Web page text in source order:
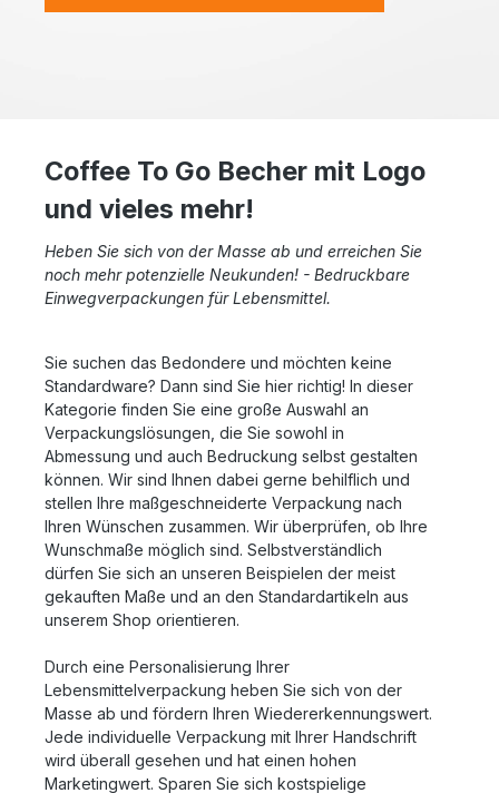
Coffee To Go Becher mit Logo
und vieles mehr!
Heben Sie sich von der Masse ab und erreichen Sie
noch mehr potenzielle Neukunden! - Bedruckbare
Einwegverpackungen für Lebensmittel.
Sie suchen das Bedondere und möchten keine
Standardware? Dann sind Sie hier richtig! In dieser
Kategorie finden Sie eine große Auswahl an
Verpackungslösungen, die Sie sowohl in
Abmessung und auch Bedruckung selbst gestalten
können. Wir sind Ihnen dabei gerne behilflich und
stellen Ihre maßgeschneiderte Verpackung nach
Ihren Wünschen zusammen. Wir überprüfen, ob Ihre
Wunschmaße möglich sind. Selbstverständlich
dürfen Sie sich an unseren Beispielen der meist
gekauften Maße und an den Standardartikeln aus
unserem Shop orientieren.
Durch eine Personalisierung Ihrer
Lebensmittelverpackung heben Sie sich von der
Masse ab und fördern Ihren Wiedererkennungswert.
Jede individuelle Verpackung mit Ihrer Handschrift
wird überall gesehen und hat einen hohen
Marketingwert. Sparen Sie sich kostspielige